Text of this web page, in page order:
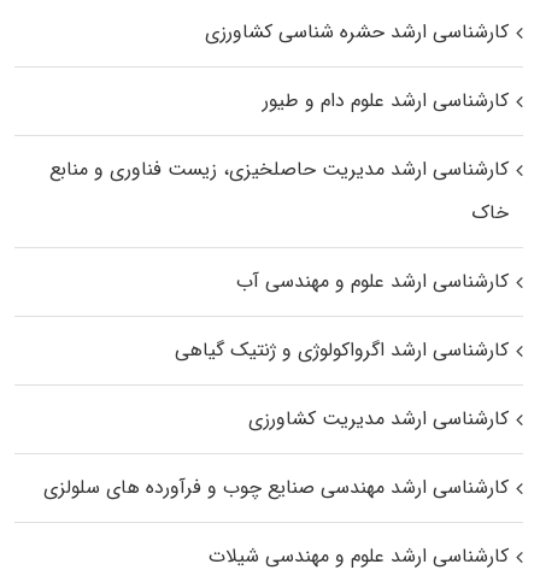
کارشناسی ارشد حشره‌ شناسی کشاورزی
کارشناسی ارشد علوم دام و طیور
کارشناسی ارشد مدیریت حاصلخیزی، زیست فناوری و منابع
خاک
کارشناسی ارشد علوم و مهندسی آب
کارشناسی ارشد اگرواکولوژی و ژنتیک گیاهی
کارشناسی ارشد مدیریت کشاورزی
کارشناسی ارشد مهندسی صنایع چوب و فرآورده‌ های سلولزی
کارشناسی ارشد علوم و مهندسی شیلات